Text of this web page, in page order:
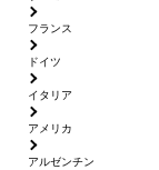
フランス
ドイツ
イタリア
アメリカ
アルゼンチン